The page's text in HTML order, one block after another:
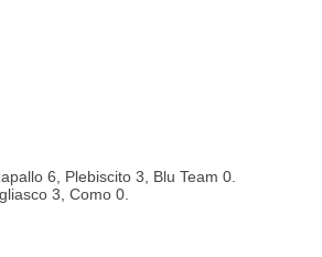
6, Plebiscito 3, Blu Team 0.
3, Como 0.